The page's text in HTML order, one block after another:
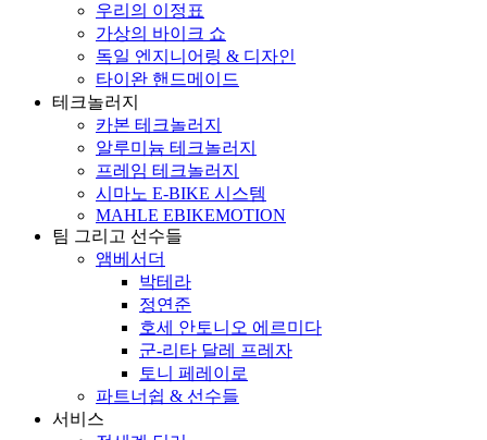
우리의 이정표
가상의 바이크 쇼
독일 엔지니어링 & 디자인
타이완 핸드메이드
테크놀러지
카본 테크놀러지
알루미늄 테크놀러지
프레임 테크놀러지
시마노 E-BIKE 시스템
MAHLE EBIKEMOTION
팀 그리고 선수들
앰베서더
박테라
정연준
호세 안토니오 에르미다
군-리타 달레 프레자
토니 페레이로
파트너쉽 & 선수들
서비스